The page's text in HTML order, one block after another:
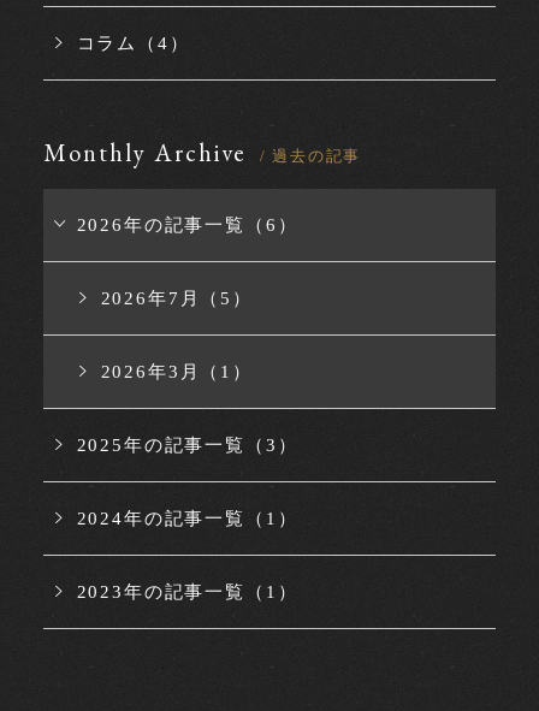
コラム（4）
Monthly Archive / 過去の記事
2026年の記事一覧（6）
2026年7月（5）
2026年3月（1）
2025年の記事一覧（3）
2024年の記事一覧（1）
2023年の記事一覧（1）